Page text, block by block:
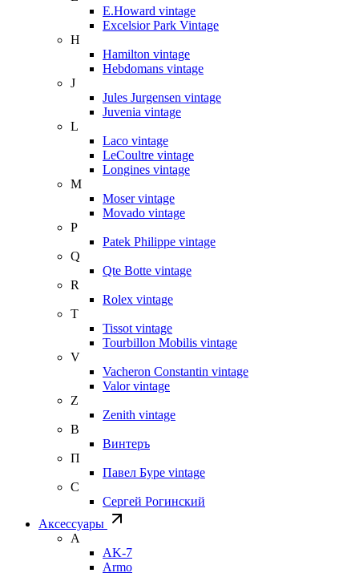
E.Howard vintage
Excelsior Park Vintage
H
Hamilton vintage
Hebdomans vintage
J
Jules Jurgensen vintage
Juvenia vintage
L
Laco vintage
LeCoultre vintage
Longines vintage
M
Moser vintage
Movado vintage
P
Patek Philippe vintage
Q
Qte Botte vintage
R
Rolex vintage
T
Tissot vintage
Tourbillon Mobilis vintage
V
Vacheron Constantin vintage
Valor vintage
Z
Zenith vintage
В
Винтеръ
П
Павел Буре vintage
С
Сергей Рогинский
Аксессуары
A
AK-7
Armo